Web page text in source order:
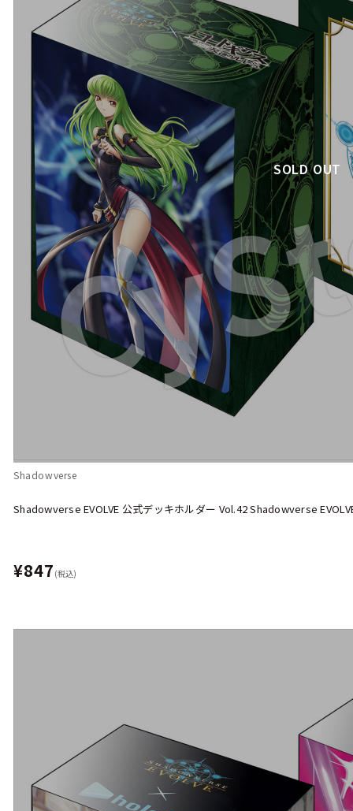
SOLD OUT
Shadowverse
Shadowverse EVOLVE 公式デッキホルダー Vol.42 Shadowverse EVOLVE
¥847 (税込)